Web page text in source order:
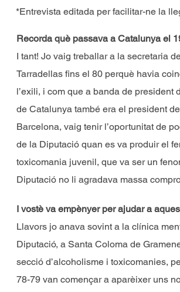
*Entrevista editada per facilitar-ne la
Recorda què passava a Catalunya el
I tant! Jo vaig treballar a la secretaria
Tarradellas fins el 80 perquè havia
l’exili, i com que a banda de president
de Catalunya també era el president
Barcelona, vaig tenir l’oportunitat de
de la Diputació quan es va produir el
toxicomania juvenil, que va ser un
Diputació no li agradava massa
I vostè va empènyer per ajudar a
Llavors jo anava sovint a la clínica
Diputació, a Santa Coloma de
secció d’alcoholisme i toxicomanies,
78-79 van començar a aparèixer uns